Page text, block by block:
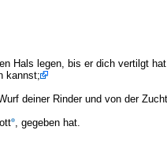
Hals legen, bis er dich vertilgt
kannst;
deiner Rinder und von der
, gegeben hat.